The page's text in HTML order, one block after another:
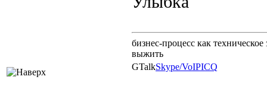
бизнес-процесс как
выжить
GTalkSkype/VoIPICQ